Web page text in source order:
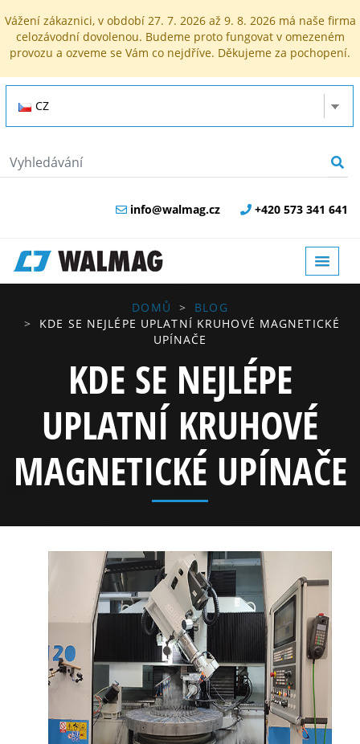
Vážení zákaznici, v období 27. 7. 2026 až 9. 8. 2026 má naše firma
celozávodní dovolenou. Budeme proto fungovat v omezeném
provozu a ozveme se Vám co nejdříve. Děkujeme za pochopení.
CZ
+420 573 341 641
info@walmag.cz
DOMŮ
BLOG
KDE SE NEJLÉPE UPLATNÍ KRUHOVÉ MAGNETICKÉ
UPÍNAČE
KDE SE NEJLÉPE
UPLATNÍ KRUHOVÉ
MAGNETICKÉ UPÍNAČE